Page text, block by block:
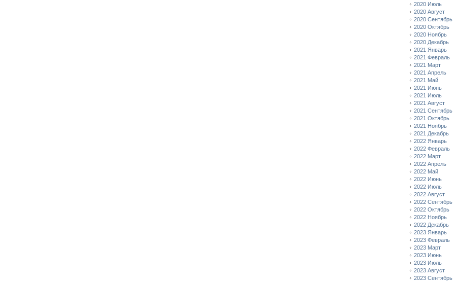
2020 Июль
2020 Август
2020 Сентябрь
2020 Октябрь
2020 Ноябрь
2020 Декабрь
2021 Январь
2021 Февраль
2021 Март
2021 Апрель
2021 Май
2021 Июнь
2021 Июль
2021 Август
2021 Сентябрь
2021 Октябрь
2021 Ноябрь
2021 Декабрь
2022 Январь
2022 Февраль
2022 Март
2022 Апрель
2022 Май
2022 Июнь
2022 Июль
2022 Август
2022 Сентябрь
2022 Октябрь
2022 Ноябрь
2022 Декабрь
2023 Январь
2023 Февраль
2023 Март
2023 Июнь
2023 Июль
2023 Август
2023 Сентябрь